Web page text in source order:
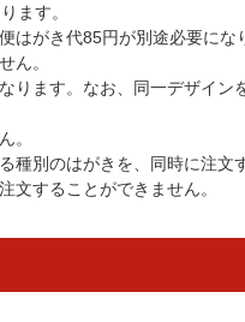
ます。
がき代85円が別途必要にな
ん。
ます。なお、同一デザイン
。
別のはがきを、同時に注文
することができません。